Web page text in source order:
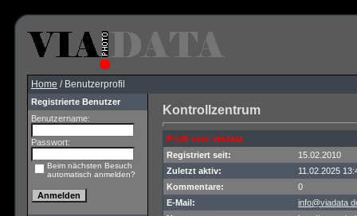
Home / Benutzerprofil
Registrierte Benutzer
Benutzername:
Passwort:
Beim nächsten Besuch
automatisch anmelden?
Kontrollzentrum
Profil von: viadata
Registriert seit:
15.02.2010
Zuletzt aktiv:
11.02.2025
Kommentare:
0
E-Mail:
info@viadata